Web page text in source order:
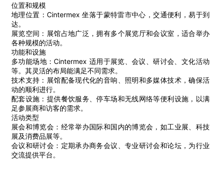
位置和规模
地理位置：Cintermex 坐落于蒙特雷市中心，交通便利，易于到
达。
展览空间：展馆占地广泛，拥有多个展览厅和会议室，适合举办
各种规模的活动。
功能和设施
多功能场地：Cintermex 适用于展览、会议、研讨会、文化活动
等。其灵活的布局能满足不同需求。
技术支持：展馆配备现代化的音响、照明和多媒体技术，确保活
动的顺利进行。
配套设施：提供餐饮服务、停车场和无线网络等便利设施，以满
足参展商和访客的需求。
活动类型
展会和博览会：经常举办国际和国内的博览会，如工业展、科技
展及消费品展等。
会议和研讨会：定期承办商务会议、专业研讨会和论坛，为行业
交流提供平台。